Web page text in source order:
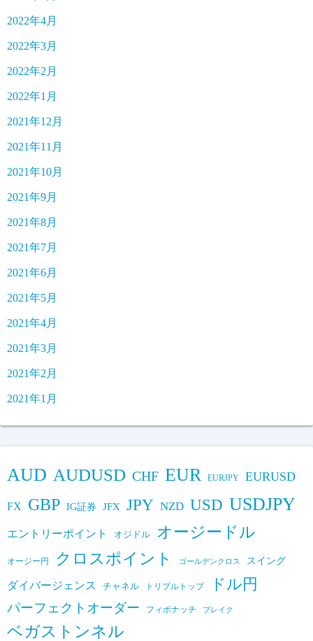
2022年4月
2022年3月
2022年2月
2022年1月
2021年12月
2021年11月
2021年10月
2021年9月
2021年8月
2021年7月
2021年6月
2021年5月
2021年4月
2021年3月
2021年2月
2021年1月
AUD AUDUSD CHF EUR EURJPY EURUSD
FX GBP IG証券 JFX JPY NZD USD USDJPY
エントリーポイント オジドル オージードル
オージー円 クロスポイント ゴールデンクロス スイング
ダイバージェンス チャネル トリプルトップ ドル円
パーフェクトオーダー フィボナッチ ブレイク
ベガストンネル